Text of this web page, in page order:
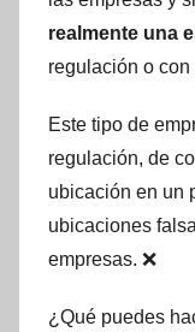
realmente una
regulación o
Este tipo de
regulación, de
ubicación en un
ubicaciones
empresas. ❌
¿Qué puedes